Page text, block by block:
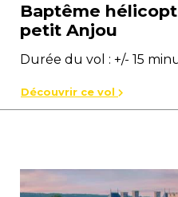
Baptême
petit Anjou
Durée du vol : +/- 15
Découvrir ce vol